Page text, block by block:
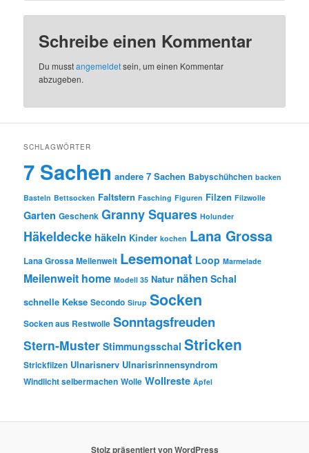
Schreibe einen Kommentar
Du musstangemeldetsein, um einen Kommentar
abzugeben.
SCHLAGWÖRTER
7 Sachen andere 7 Sachen Babyschühchen backen
Basteln Bettsocken Faltstern Fasching Figuren Filzen Filzwolle
Garten Geschenk Granny Squares Holunder
Häkeldecke häkeln Kinder kochen Lana Grossa
Lana Grossa Meilenweit Lesemonat Loop Marmelade
Meilenweit home Modell 35 Natur nähen Schal
schnelle Kekse Secondo Sirup Socken
Socken aus Restwolle Sonntagsfreuden
Stern-Muster Stimmungsschal Stricken
Strickfilzen Ulnarisnerv Ulnarisrinnensyndrom
Windlicht selbermachen Wolle Wollreste Äpfel
Stolz präsentiert von WordPress